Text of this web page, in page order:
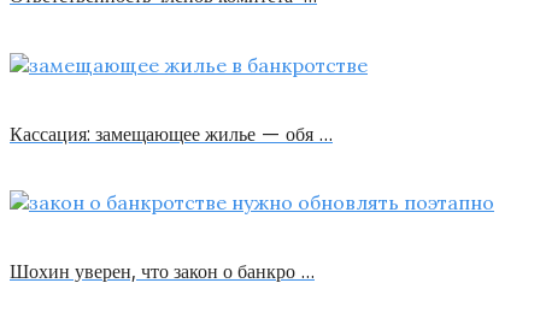
Кассация: замещающее жилье — обя …
Шохин уверен, что закон о банкро …